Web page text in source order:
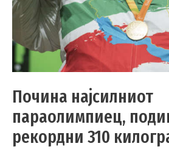
Почина најсилниот
параолимпиец,
рекордни 310